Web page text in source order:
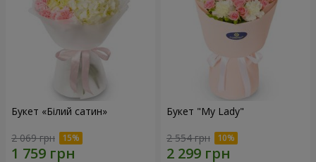
Букет «Білий сатин»
2 069 грн
Букет "My Lady"
2 554 грн